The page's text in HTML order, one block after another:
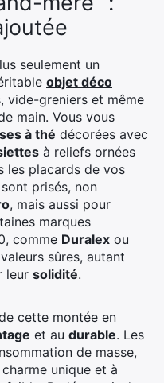
seulement un
objet déco
vide-greniers et même
main. Vous vous
à thé décorées avec
à reliefs ornées
les placards de vos
prisés, non
, mais aussi pour
marques
comme Duralex ou
sûres, autant
leur solidité.
cette montée en
et au durable. Les
de masse,
unique et à